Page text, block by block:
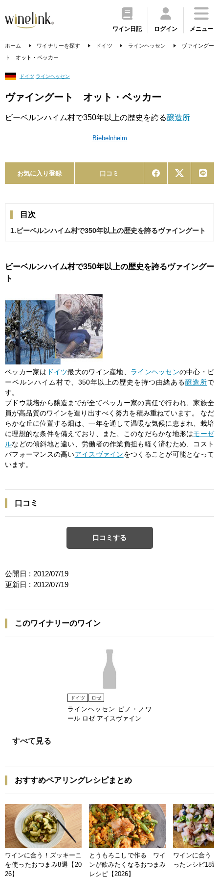
ワイン日記 ログイン メニュー
ホーム ワイナリーを探す ドイツ ラインヘッセン
ヴァイングー
ト オット・ベッカー
ドイツ ラインヘッセン
ヴァイングート オット・ベッカー
ビーベルンハイム村で350年以上の歴史を誇る醸造所
Biebelnheim
お気に入り登録 口コミ
目次
1.ビーベルンハイム村で350年以上の歴史を誇るヴァイングート
ビーベルンハイム村で350年以上の歴史を誇るヴァイングー
ト
ベッカー家は ドイツ最大のワイン産地、 ラインヘッセンの中心・ビ
ーベルンハイム村で、350年以上の歴史を持つ由緒ある醸造所で
す。
ブドウ栽培から醸造までが全てベッカー家の責任で行われ、家族全
員が高品質のワインを造り出すべく努力を積み重ねています。 なだ
らかな丘に位置する畑は、一年を通して温暖な気候に恵まれ、栽培
に理想的な条件を備えており、また、このなだらかな地形はモーゼ
ルなどの傾斜地と違い、労働者の作業負担も軽く済むため、コスト
パフォーマンスの高いアイスヴァインをつくることが可能となって
います。
口コミ
口コミする
公開日 : 2012/07/19
更新日 : 2012/07/19
このワイナリーのワイン
ドイツ ロゼ
ラインヘッセン ピノ・ノワ
ール ロゼ アイスヴァイン
すべて見る
おすすめペアリングレシピまとめ
ワインに合う！ズッキーニ
を使ったおつまみ8選【20
26】
とうもろこしで作る ワイ
ンが飲みたくなるおつまみ
レシピ【2026】
ワインに合う
ったレシピ18